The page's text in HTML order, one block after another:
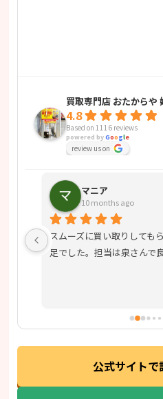
買取専門店 おたからや
4.8
Based on 1116 reviews
powered byGoogle
review us on
マニア
10 months ago
スムーズに買い取りしても
足でした。担当は泉さんで
公式サイトで